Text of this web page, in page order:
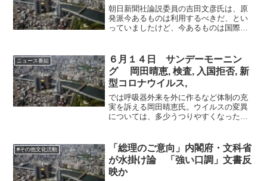
朝日新聞社論説委員の吉田文彦氏は、原
発派今あるものは利用するべきだ、とい
っていましたけど、今あるものは国際的
事者なんだよ」というのはお前に言える
ことだ！怖いのだろう、も...
ニュース番組
６月１４日 サンデーモーニン
グ 岡田晴恵, 検査, 入国拒否, 新
型コロナウイルス,
では呼吸器外来を外に作るなど体制の充
実を訴える岡田晴恵氏。ウイルスの変異
については、多少うつりやすくなったと
をすればこのようなことにならなかった
のにそのような批評は一切な...
#その他文化活動
「総理のご意向」内閣府・文科省
が水掛け論 「強い口調」文書反
映か